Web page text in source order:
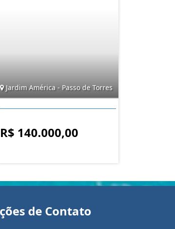
Jardim América - Passo de Torres
R$ 140.000,00
de Contato